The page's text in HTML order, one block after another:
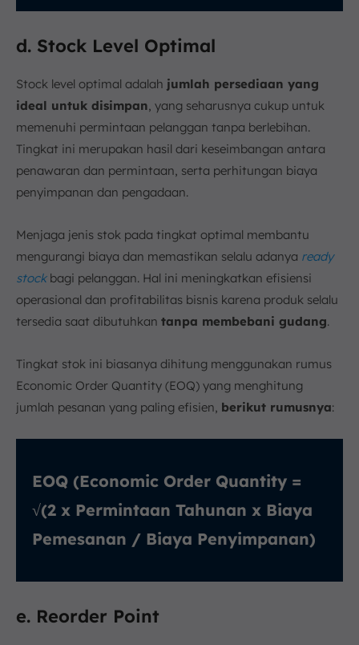
d. Stock Level Optimal
Stock level optimal adalah jumlah persediaan yang
ideal untuk disimpan , yang seharusnya cukup untuk
memenuhi permintaan pelanggan tanpa berlebihan.
Tingkat ini merupakan hasil dari keseimbangan antara
penawaran dan permintaan, serta perhitungan biaya
penyimpanan dan pengadaan.
Menjaga jenis stok pada tingkat optimal membantu
mengurangi biaya dan memastikan selalu adanya ready
stockbagi pelanggan. Hal ini meningkatkan efisiensi
operasional dan profitabilitas bisnis karena produk selalu
tersedia saat dibutuhkan tanpa membebani gudang.
Tingkat stok ini biasanya dihitung menggunakan rumus
Economic Order Quantity (EOQ) yang menghitung
jumlah pesanan yang paling efisien, berikut rumusnya:
EOQ (Economic Order Quantity =
√(2 x Permintaan Tahunan x Biaya
Pemesanan / Biaya Penyimpanan)
e. Reorder Point